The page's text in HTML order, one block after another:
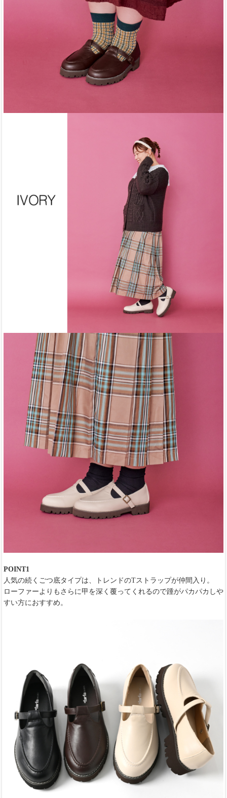
POINT1
人気の続くごつ底タイプは、トレンドのTストラップが仲間入り。
ローファーよりもさらに甲を深く覆ってくれるので踵がパカパカしや
すい方におすすめ。